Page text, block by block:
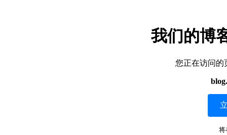
我们的博
您正在访问的